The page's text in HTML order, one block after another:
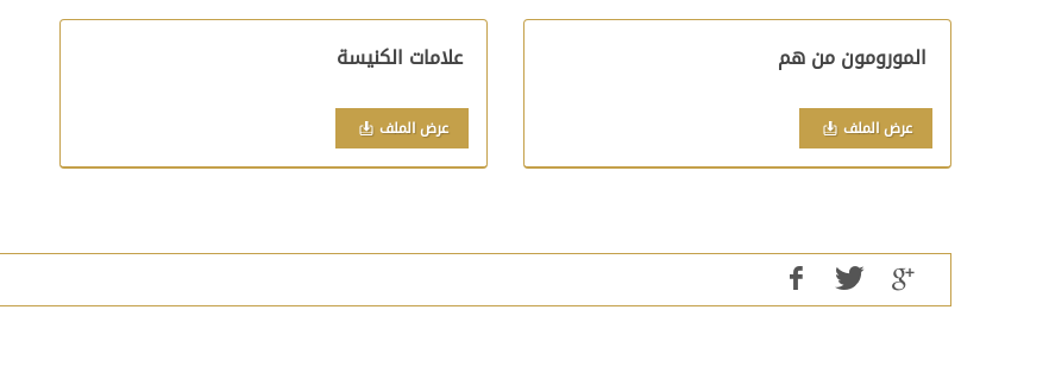
المورومون من هم
عرض الملف
علامات الكنيسة
عرض الملف